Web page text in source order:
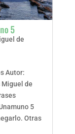
5
de
Autor:
Miguel de
5
Otras